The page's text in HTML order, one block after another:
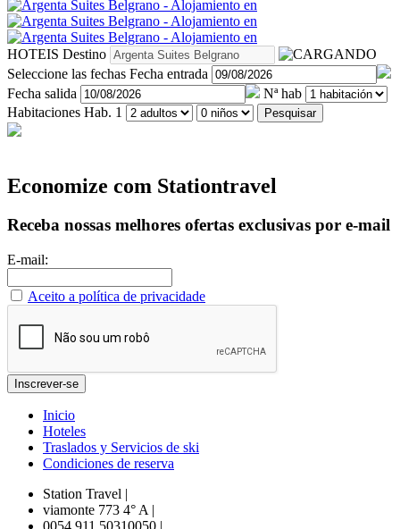
HOTEIS Destino
Seleccione las fechas Fecha entrada
Fecha salida
Nª hab
Habitaciones Hab. 1 Pesquisar
Economize com Stationtravel
Receba nossas melhores ofertas exclusivas por e-mail
E-mail:
Aceito a política de privacidade
Inicio
Hoteles
Traslados y Servicios de ski
Condiciones de reserva
Station Travel |
viamonte 773 4° A |